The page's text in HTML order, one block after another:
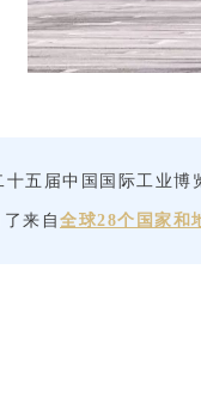
五届中国国际工业
来自 全球28个国家和